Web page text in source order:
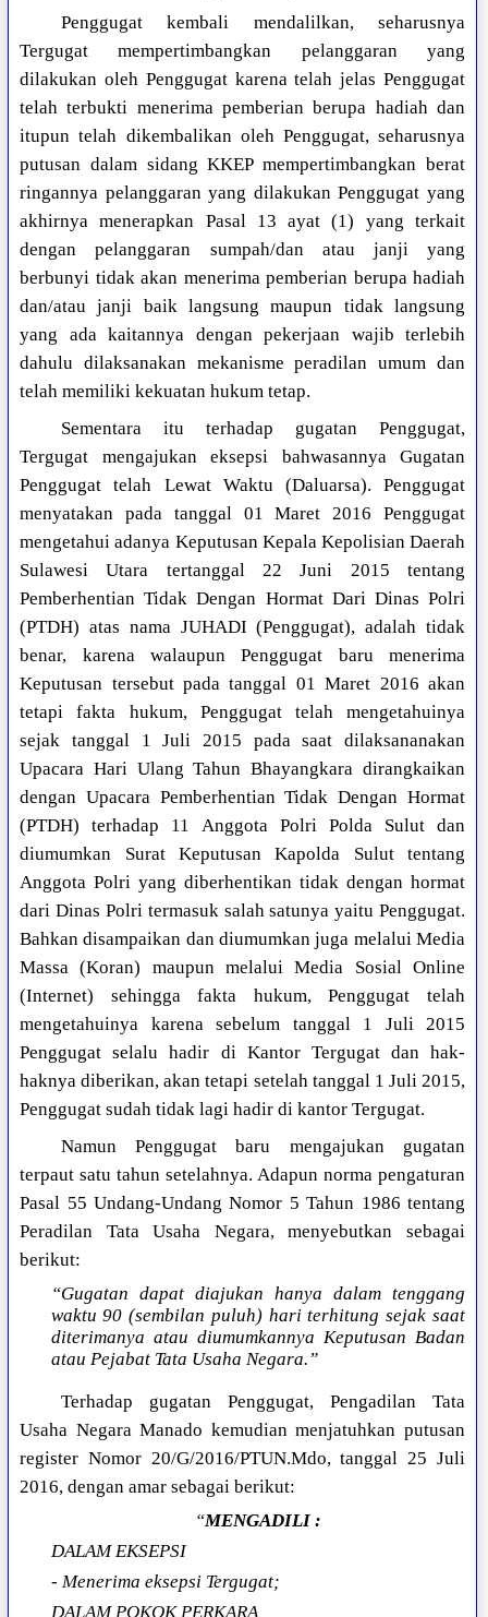
Penggugat kembali mendalilkan, seharusnya
Tergugat mempertimbangkan pelanggaran yang
dilakukan oleh Penggugat karena telah jelas Penggugat
telah terbukti menerima pemberian berupa hadiah dan
itupun telah dikembalikan oleh Penggugat, seharusnya
putusan dalam sidang KKEP mempertimbangkan berat
ringannya pelanggaran yang dilakukan Penggugat yang
akhirnya menerapkan Pasal 13 ayat (1) yang terkait
dengan pelanggaran sumpah/dan atau janji yang
berbunyi tidak akan menerima pemberian berupa hadiah
dan/atau janji baik langsung maupun tidak langsung
yang ada kaitannya dengan pekerjaan wajib terlebih
dahulu dilaksanakan mekanisme peradilan umum dan
telah memiliki kekuatan hukum tetap.
Sementara itu terhadap gugatan Penggugat,
Tergugat mengajukan eksepsi bahwasannya Gugatan
Penggugat telah Lewat Waktu (Daluarsa). Penggugat
menyatakan pada tanggal 01 Maret 2016 Penggugat
mengetahui adanya Keputusan Kepala Kepolisian Daerah
Sulawesi Utara tertanggal 22 Juni 2015 tentang
Pemberhentian Tidak Dengan Hormat Dari Dinas Polri
(PTDH) atas nama JUHADI (Penggugat), adalah tidak
benar, karena walaupun Penggugat baru menerima
Keputusan tersebut pada tanggal 01 Maret 2016 akan
tetapi fakta hukum, Penggugat telah mengetahuinya
sejak tanggal 1 Juli 2015 pada saat dilaksananakan
Upacara Hari Ulang Tahun Bhayangkara dirangkaikan
dengan Upacara Pemberhentian Tidak Dengan Hormat
(PTDH) terhadap 11 Anggota Polri Polda Sulut dan
diumumkan Surat Keputusan Kapolda Sulut tentang
Anggota Polri yang diberhentikan tidak dengan hormat
dari Dinas Polri termasuk salah satunya yaitu Penggugat.
Bahkan disampaikan dan diumumkan juga melalui Media
Massa (Koran) maupun melalui Media Sosial Online
(Internet) sehingga fakta hukum, Penggugat telah
mengetahuinya karena sebelum tanggal 1 Juli 2015
Penggugat selalu hadir di Kantor Tergugat dan hak-
haknya diberikan, akan tetapi setelah tanggal 1 Juli 2015,
Penggugat sudah tidak lagi hadir di kantor Tergugat.
Namun Penggugat baru mengajukan gugatan
terpaut satu tahun setelahnya. Adapun norma pengaturan
Pasal 55 Undang-Undang Nomor 5 Tahun 1986 tentang
Peradilan Tata Usaha Negara, menyebutkan sebagai
berikut:
“Gugatan dapat diajukan hanya dalam tenggang
waktu 90 (sembilan puluh) hari terhitung sejak saat
diterimanya atau diumumkannya Keputusan Badan
atau Pejabat Tata Usaha Negara.”
Terhadap gugatan Penggugat, Pengadilan Tata
Usaha Negara Manado kemudian menjatuhkan putusan
register Nomor 20/G/2016/PTUN.Mdo, tanggal 25 Juli
2016, dengan amar sebagai berikut:
“MENGADILI :
DALAM EKSEPSI
- Menerima eksepsi Tergugat;
DALAM POKOK PERKARA